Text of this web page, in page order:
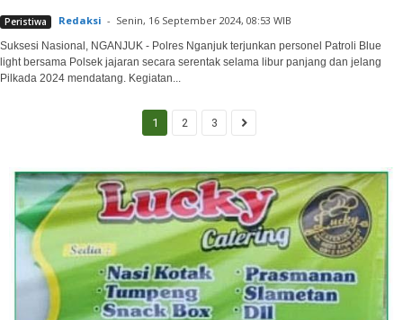
Peristiwa Redaksi - Senin, 16 September 2024, 08:53 WIB
Suksesi Nasional, NGANJUK - Polres Nganjuk terjunkan personel Patroli Blue
light bersama Polsek jajaran secara serentak selama libur panjang dan jelang
Pilkada 2024 mendatang. Kegiatan...
1 2 3